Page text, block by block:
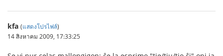
kfa (แสดงโปรไฟล์)
14 สิงหาคม 2009, 17:33:25